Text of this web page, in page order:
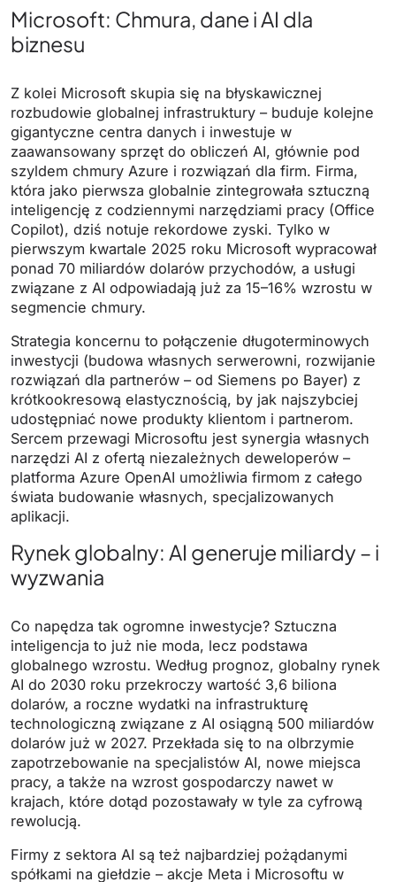
Microsoft: Chmura, dane i AI dla
biznesu
Z kolei Microsoft skupia się na błyskawicznej
rozbudowie globalnej infrastruktury – buduje kolejne
gigantyczne centra danych i inwestuje w
zaawansowany sprzęt do obliczeń AI, głównie pod
szyldem chmury Azure i rozwiązań dla firm. Firma,
która jako pierwsza globalnie zintegrowała sztuczną
inteligencję z codziennymi narzędziami pracy (Office
Copilot), dziś notuje rekordowe zyski. Tylko w
pierwszym kwartale 2025 roku Microsoft wypracował
ponad 70 miliardów dolarów przychodów, a usługi
związane z AI odpowiadają już za 15–16% wzrostu w
segmencie chmury.
Strategia koncernu to połączenie długoterminowych
inwestycji (budowa własnych serwerowni, rozwijanie
rozwiązań dla partnerów – od Siemens po Bayer) z
krótkookresową elastycznością, by jak najszybciej
udostępniać nowe produkty klientom i partnerom.
Sercem przewagi Microsoftu jest synergia własnych
narzędzi AI z ofertą niezależnych deweloperów –
platforma Azure OpenAI umożliwia firmom z całego
świata budowanie własnych, specjalizowanych
aplikacji.
Rynek globalny: AI generuje miliardy – i
wyzwania
Co napędza tak ogromne inwestycje? Sztuczna
inteligencja to już nie moda, lecz podstawa
globalnego wzrostu. Według prognoz, globalny rynek
AI do 2030 roku przekroczy wartość 3,6 biliona
dolarów, a roczne wydatki na infrastrukturę
technologiczną związane z AI osiągną 500 miliardów
dolarów już w 2027. Przekłada się to na olbrzymie
zapotrzebowanie na specjalistów AI, nowe miejsca
pracy, a także na wzrost gospodarczy nawet w
krajach, które dotąd pozostawały w tyle za cyfrową
rewolucją.
Firmy z sektora AI są też najbardziej pożądanymi
spółkami na giełdzie – akcje Meta i Microsoftu w